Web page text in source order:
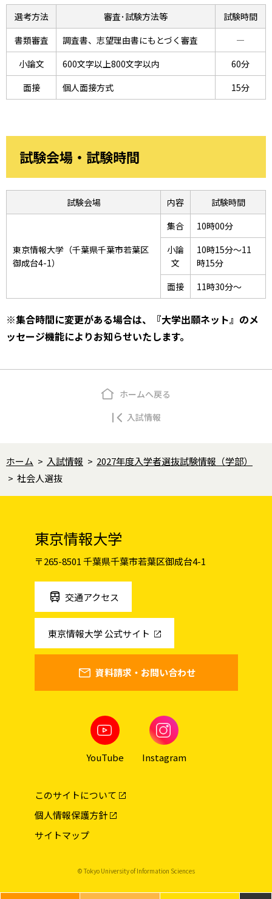
選考方法 審査･試験方法等
試験時間
書類審査
調査書、志望理由書にもとづく審査
―
小論文
600文字以上800文字以内
60分
面接
個人面接方式 15分
試験会場・試験時間
試験会場 内容 試験時間
東京情報大学（千葉県千葉市若葉区
御成台4-1）
集合
10時00分
小論
文
10時15分～11
時15分
面接
11時30分～
※集合時間に変更がある場合は、『大学出願ネット』のメ
ッセージ機能によりお知らせいたします。
入試情報
ホームへ戻る
ホーム > 入試情報 > 2027年度入学者選抜試験情報（学部）
> 社会人選抜
東京情報大学
〒265-8501 千葉県千葉市若葉区御成台4-1
交通アクセス
東京情報大学 公式サイト
資料請求・お問い合わせ
YouTube Instagram
このサイトについて
個人情報保護方針
サイトマップ
© Tokyo University of Information Sciences